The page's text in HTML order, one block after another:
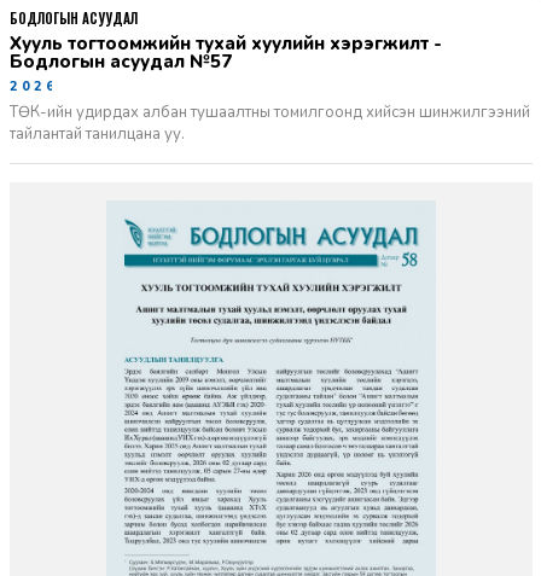
Хууль тогтоомжийн тухай хуулийн хэрэгжилт -
Бодлогын асуудал №57
2026-06-02
ТӨК-ийн удирдах албан тушаалтны томилгоонд хийсэн шинжилгээний
тайлантай танилцана уу.
БОДЛОГЫН АСУУДАЛ